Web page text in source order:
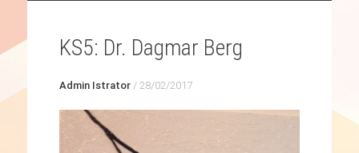
SPRINGEN
KS5: Dr. Dagmar Berg
Admin Istrator/ 28/02/2017